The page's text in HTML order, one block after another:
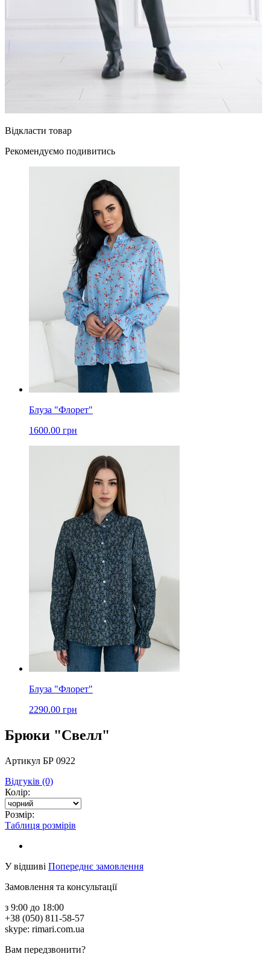
Відкласти товар
Рекомендуємо подивитись
Блуза "Флорет"
1600.00 грн
Блуза "Флорет"
2290.00 грн
Брюки "Свелл"
Артикул БР 0922
Відгуків (0)
Колір:
Розмір:
Таблиця розмірів
У відшиві Попереднє замовлення
Замовлення та консультації
з 9:00 до 18:00
+38 (050) 811-58-57
skype: rimari.com.ua
Вам передзвонити?